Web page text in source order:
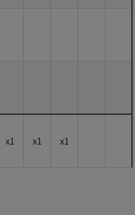
x1 x1 x1